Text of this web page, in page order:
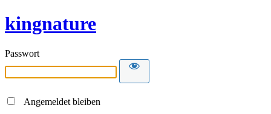
kingnature
Passwort
Angemeldet bleiben